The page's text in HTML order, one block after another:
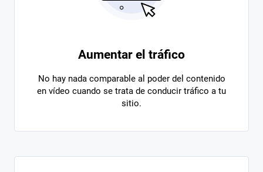
Aumentar el tráfico
No hay nada comparable al poder del contenido
en vídeo cuando se trata de conducir tráfico a tu
sitio.